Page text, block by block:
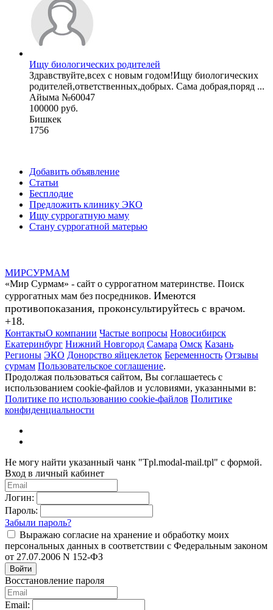
Ищу биологических родителей
Здравствуйте,всех с новым годом!Ищу биологических
родителей,ответственных,добрых. Сама добрая,поряд ...
Айыма №60047
100000 руб.
Бишкек
1756
Добавить объявление
Статьи
Бесплодие
Предложить клинику ЭКО
Ищу суррогатную маму
Стану суррогатной матерью
МИРСУРМАМ
«Мир Сурмам» - сайт о суррогатном материнстве. Поиск
суррогатных мам без посредников. Имеются
противопоказания, проконсультируйтесь с врачом.
+18.
КонтактыО компании Частые вопросы Новосибирск
Екатеринбург Нижний Новгород Самара Омск Казань
Регионы ЭКО Донорство яйцеклеток Беременность Отзывы
сурмам Пользовательское соглашение.
Продолжая пользоваться сайтом, Вы соглашаетесь с
использованием cookie-файлов и условиями, указанными в:
Политике по использованию cookie-файлов Политике
конфиденциальности
Не могу найти указанный чанк "Tpl.modal-mail.tpl" с формой.
Вход в личный кабинет
Логин:
Пароль:
Забыли пароль?
Выражаю согласие на хранение и обработку моих
персональных данных в соответствии с Федеральным законом
от 27.07.2006 N 152-ФЗ
Войти
Восстановление пароля
Email: